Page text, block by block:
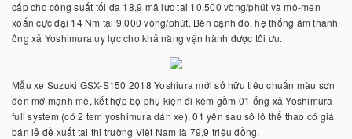
cấp cho công suất tối đa 18,9 mã lực tại 10.500 vòng/phút và mô-men
xoắn cực đại 14 Nm tại 9.000 vòng/phút. Bên cạnh đó, hệ thống âm thanh
ống xả Yoshimura uy lực cho khả năng vận hành được tối ưu.
Mẫu xe Suzuki GSX-S150 2018 Yoshiura mới sở hữu tiêu chuẩn màu sơn
đen mờ mạnh mẽ, kết hợp bộ phụ kiện đi kèm gồm 01 ống xả Yoshimura
full system (có 2 tem yoshimura dán xe), 01 yên sau sô lô thể thao có giá
bán lẻ đề xuất tại thị trường Việt Nam là 79,9 triệu đồng.